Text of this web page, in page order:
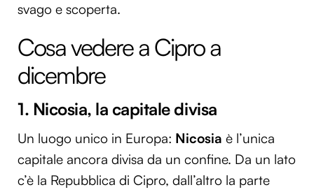
svago e scoperta.
Cosa vedere a Cipro a
dicembre
1. Nicosia, la capitale divisa
Un luogo unico in Europa: Nicosia è l’unica
capitale ancora divisa da un confine. Da un lato
c’è la Repubblica di Cipro, dall’altro la parte